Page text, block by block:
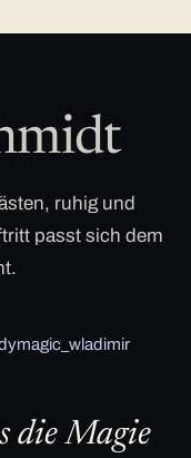
ruhig und
passt sich dem
die Magie